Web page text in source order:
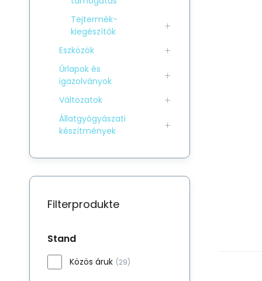
Tejtermék-
kiegészítők
Eszközök
Űrlapok és
igazolványok
Változatok
Állatgyógyászati
készítmények
Filterprodukte
Stand
Közös áruk (29)